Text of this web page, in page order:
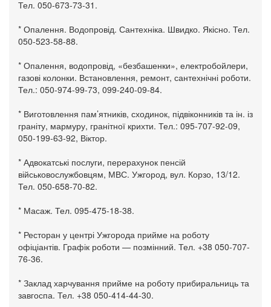
Тел. 050-673-73-31.
* Опалення. Водопровід. Сантехніка. Швидко. Якісно. Тел.
050-523-58-88.
* Опалення, водопровід, «безбашенки», електробойлери,
газові колонки. Встановлення, ремонт, сантехнічні роботи.
Тел.: 050-974-99-73, 099-240-09-84.
* Виготовлення пам’ятників, сходинок, підвіконників та ін. із
граніту, мармуру, гранітної крихти. Тел.: 095-707-92-09,
050-199-63-92, Віктор.
* Адвокатські послуги, перерахунок пенсій
військовослужбовцям, МВС. Ужгород, вул. Корзо, 13/12.
Тел. 050-658-70-82.
* Масаж. Тел. 095-475-18-38.
* Ресторан у центрі Ужгорода прийме на роботу
офіціантів. Графік роботи — позмінний. Тел. +38 050-707-
76-36.
* Заклад харчування прийме на роботу прибиральниць та
завгоспа. Тел. +38 050-414-44-30.